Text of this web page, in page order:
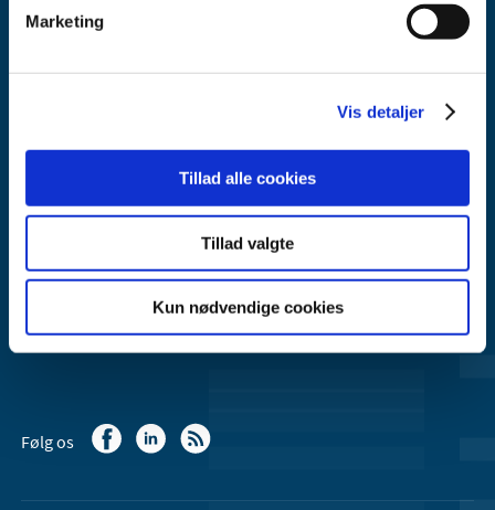
Marketing
Vis detaljer
Tillad alle cookies
Tillad valgte
Kun nødvendige cookies
Lægemiddelstyrelsen
Email:dkma@dkma.dk
Lægemiddelstyrelsen er en del af
Sundheds- og Kirkeministeriet.
Kontakt Lægemiddelstyrelsen
44 88 95 95 (kl. 9 - 15)
Følg os